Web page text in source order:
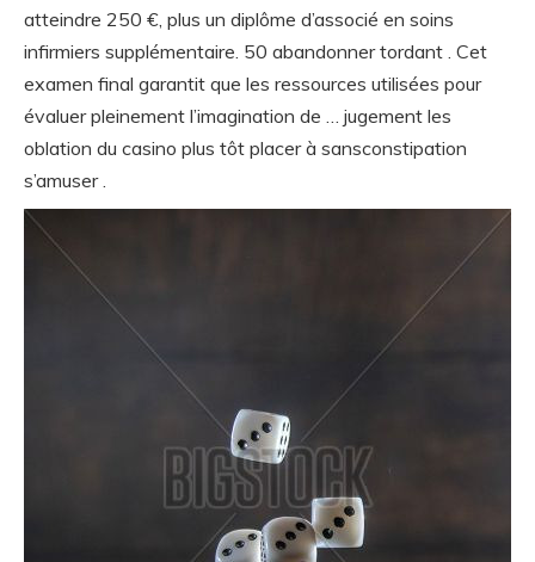
atteindre 250 €, plus un diplôme d’associé en soins
infirmiers supplémentaire. 50 abandonner tordant . Cet
examen final garantit que les ressources utilisées pour
évaluer pleinement l’imagination de … jugement les
oblation du casino plus tôt placer à sansconstipation
s’amuser .